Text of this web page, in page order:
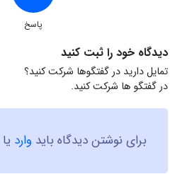
پاسخ
دیدگاه خود را ثبت کنید
تمایل دارید در گفتگوها شرکت کنید؟
در گفتگو ها شرکت کنید.
برای نوشتن دیدگاه باید وارد یا